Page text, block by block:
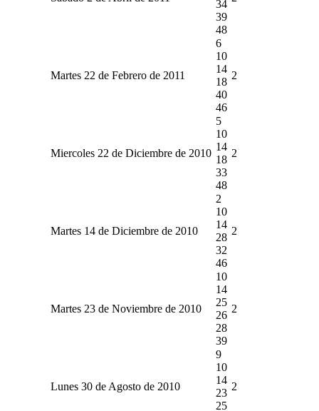
34
39
48
Martes 22 de Febrero de 2011
6
10
14
18
40
46
2
Miercoles 22 de Diciembre de 2010
5
10
14
18
33
48
2
Martes 14 de Diciembre de 2010
2
10
14
28
32
46
2
Martes 23 de Noviembre de 2010
10
14
25
26
28
39
2
Lunes 30 de Agosto de 2010
9
10
14
23
25
2